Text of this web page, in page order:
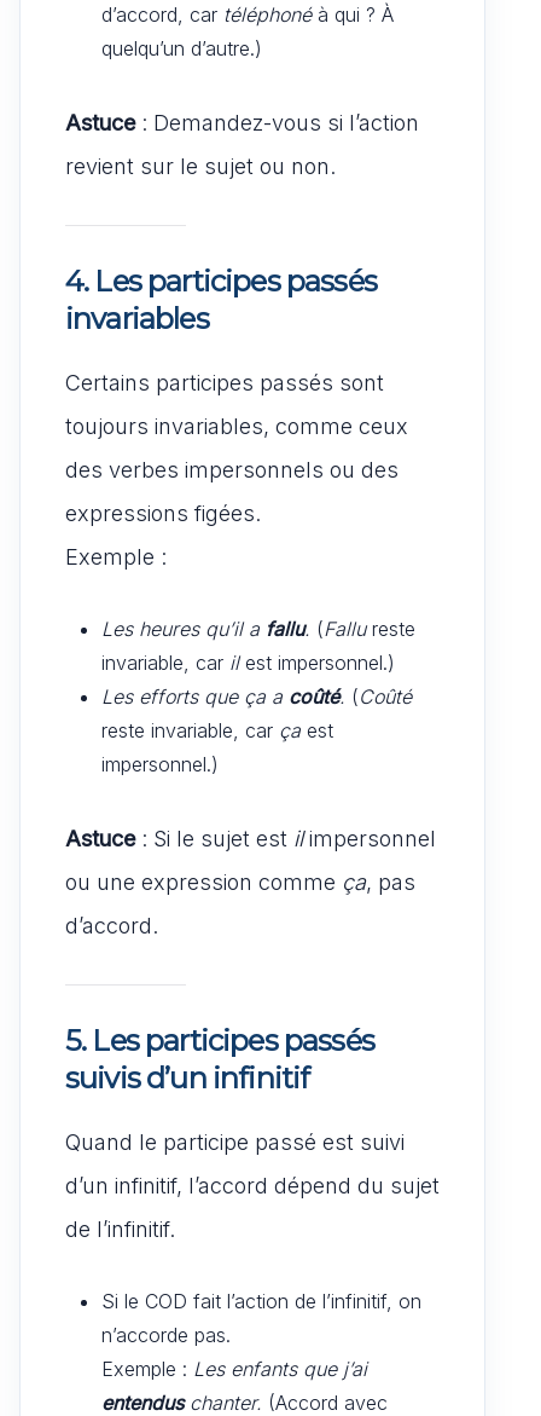
d’accord, car téléphonéà qui ? À
quelqu’un d’autre.)
Astuce: Demandez-vous si l’action
revient sur le sujet ou non.
4. Les participes passés
invariables
Certains participes passés sont
toujours invariables, comme ceux
des verbes impersonnels ou des
expressions figées.
Exemple :
Les heures qu’il a fallu. (Fallureste
invariable, car ilest impersonnel.)
Les efforts que ça a coûté. (Coûté
reste invariable, car ça est
impersonnel.)
Astuce: Si le sujet est ilimpersonnel
ou une expression comme ça, pas
d’accord.
5. Les participes passés
suivis d’un infinitif
Quand le participe passé est suivi
d’un infinitif, l’accord dépend du sujet
de l’infinitif.
Si le COD fait l’action de l’infinitif, on
n’accorde pas.
Exemple : Les enfants que j’ai
entenduschanter. (Accord avec